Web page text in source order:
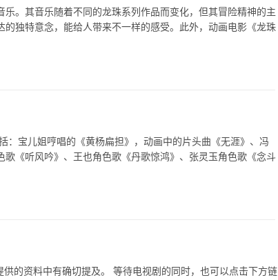
乐。其音乐随着不同的龙珠系列作品而变化，但其冒险精神的主
独特意念，能给人带来不一样的感受。此外，动画电影《龙珠
：宝儿姐哼唱的《黄杨扁担》，动画中的片头曲《无涯》、冯
《听风吟》、王也角色歌《丹歌惊鸿》、张灵玉角色歌《念斗
的资料中有确切提及。 等待电视剧的同时，也可以点击下方链